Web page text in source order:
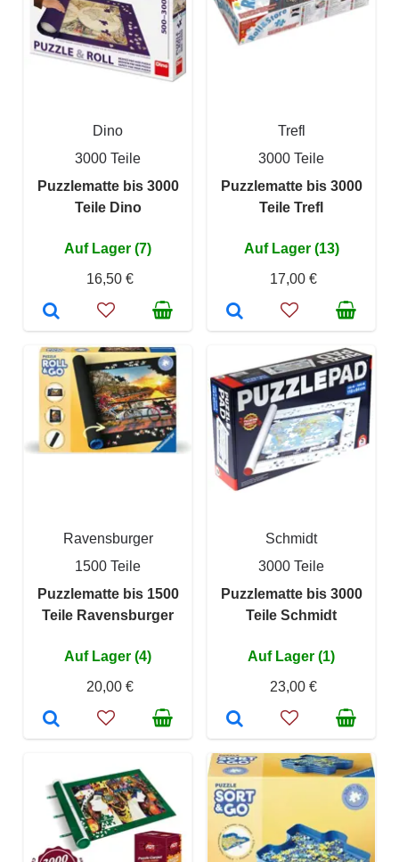
Dino
3000 Teile
Puzzlematte bis 3000
Teile Dino
Auf Lager (7)
16,50 €
Trefl
3000 Teile
Puzzlematte bis 3000
Teile Trefl
Auf Lager (13)
17,00 €
Ravensburger
1500 Teile
Puzzlematte bis 1500
Teile Ravensburger
Auf Lager (4)
20,00 €
Schmidt
3000 Teile
Puzzlematte bis 3000
Teile Schmidt
Auf Lager (1)
23,00 €